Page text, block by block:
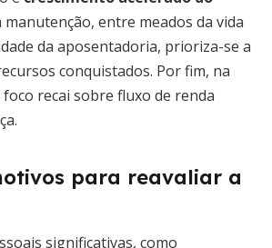
manutenção, entre meados da vida
da aposentadoria, prioriza-se a
conquistados. Por fim, na
recai sobre fluxo de renda
para reavaliar a
significativas, como